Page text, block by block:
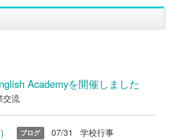
Academyを開催しました
交流
ブログ 07/31 学校行事